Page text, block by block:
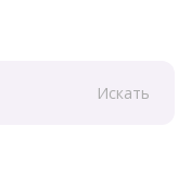
Искать